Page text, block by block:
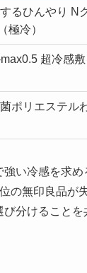
るひんやり N
極冷）
超冷感
ポリエステル
強い冷感を求
の無印良品が
分けることを